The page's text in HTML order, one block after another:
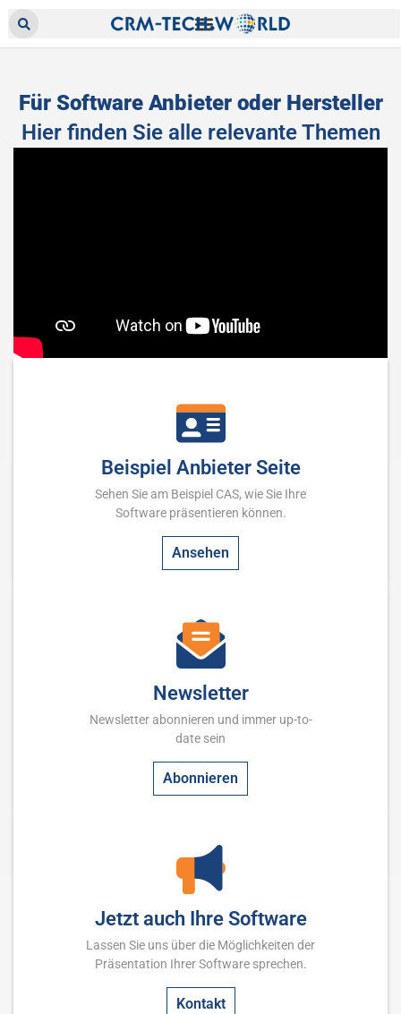
Für Software Anbieter oder Hersteller
Hier finden Sie alle relevante Themen
Beispiel Anbieter Seite
Sehen Sie am Beispiel CAS, wie Sie Ihre
Software präsentieren können.
Ansehen
Newsletter
Newsletter abonnieren und immer up-to-
date sein
Abonnieren
Jetzt auch Ihre Software
Lassen Sie uns über die Möglichkeiten der
Präsentation Ihrer Software sprechen.
Kontakt